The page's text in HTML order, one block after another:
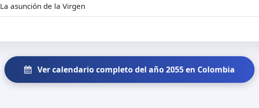
La asunción de la Virgen
Ver calendario completo del año 2055 en Colombia